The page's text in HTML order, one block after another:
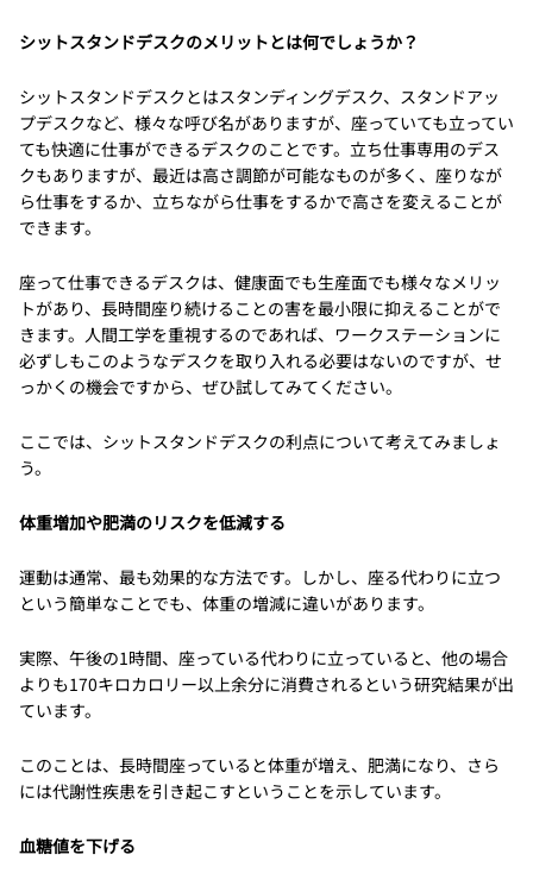
シットスタンドデスクのメリットとは何でしょうか？
シットスタンドデスクとはスタンディングデスク、スタンドアッ
プデスクなど、様々な呼び名がありますが、座っていても立ってい
ても快適に仕事ができるデスクのことです。立ち仕事専用のデス
クもありますが、最近は高さ調節が可能なものが多く、座りなが
ら仕事をするか、立ちながら仕事をするかで高さを変えることが
できます。
座って仕事できるデスクは、健康面でも生産面でも様々なメリッ
トがあり、長時間座り続けることの害を最小限に抑えることがで
きます。人間工学を重視するのであれば、ワークステーションに
必ずしもこのようなデスクを取り入れる必要はないのですが、せ
っかくの機会ですから、ぜひ試してみてください。
ここでは、シットスタンドデスクの利点について考えてみましょ
う。
体重増加や肥満のリスクを低減する
運動は通常、最も効果的な方法です。しかし、座る代わりに立つ
という簡単なことでも、体重の増減に違いがあります。
実際、午後の1時間、座っている代わりに立っていると、他の場合
よりも170キロカロリー以上余分に消費されるという研究結果が出
ています。
このことは、長時間座っていると体重が増え、肥満になり、さら
には代謝性疾患を引き起こすということを示しています。
血糖値を下げる